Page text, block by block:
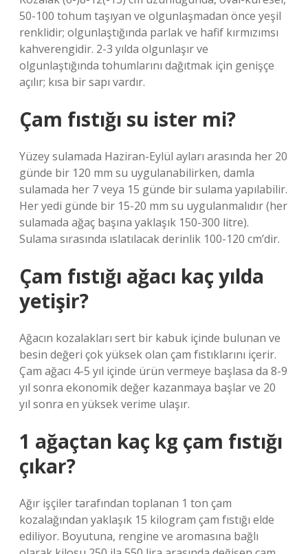
50-100 tohum taşıyan ve olgunlaşmadan önce yeşil
renklidir; olgunlaştığında parlak ve hafif kırmızımsı
kahverengidir. 2-3 yılda olgunlaşır ve
olgunlaştığında tohumlarını dağıtmak için genişçe
açılır; kısa bir sapı vardır.
Çam fıstığı su ister mi?
Yüzey sulamada Haziran-Eylül ayları arasında her 20
günde bir 120 mm su uygulanabilirken, damla
sulamada her 7 veya 15 günde bir sulama yapılabilir.
Her yedi günde bir 15-20 mm su uygulanmalıdır (her
sulamada ağaç başına yaklaşık 150-300 litre).
Sulama sırasında ıslatılacak derinlik 100-120 cm’dir.
Çam fıstığı ağacı kaç yılda
yetişir?
Ağacın kozalakları sert bir kabuk içinde bulunan ve
besin değeri çok yüksek olan çam fıstıklarını içerir.
Çam ağacı 4-5 yıl içinde ürün vermeye başlasa da 8-9
yıl sonra ekonomik değer kazanmaya başlar ve 20
yıl sonra en yüksek verime ulaşır.
1 ağaçtan kaç kg çam fıstığı
çıkar?
Ağır işçiler tarafından toplanan 1 ton çam
kozalağından yaklaşık 15 kilogram çam fıstığı elde
ediliyor. Boyutuna, rengine ve aromasına bağlı